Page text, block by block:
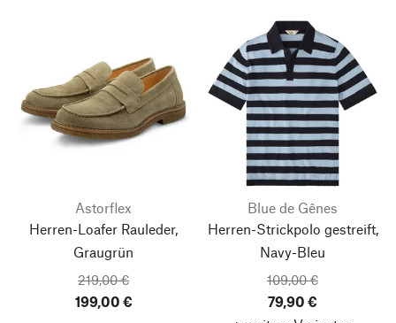
Astorflex
Herren-Loafer Rauleder,
Graugrün
219,00 €
199,00 €
Blue de Gênes
Herren-Strickpolo gestreift,
Navy-Bleu
109,00 €
79,90 €